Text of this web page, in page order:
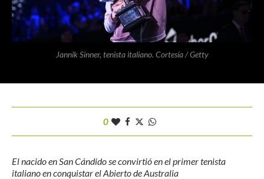
Jannik Sinner, tenista italiano. Cortesía / Getty
0
El nacido en San Cándido se convirtió en el primer tenista
italiano en conquistar el Abierto de Australia